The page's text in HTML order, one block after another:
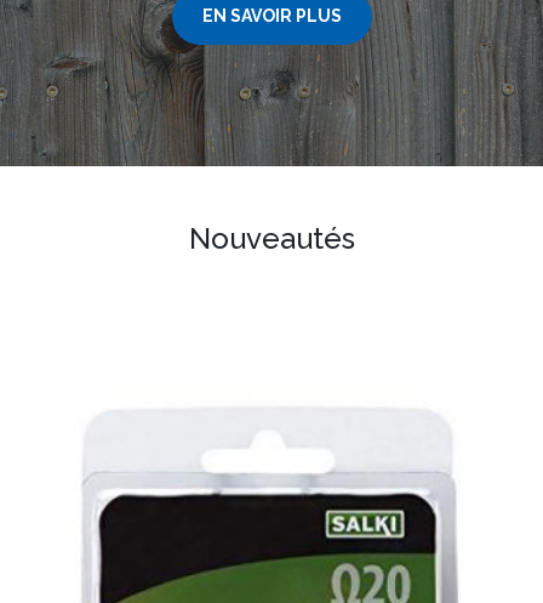
EN SAVOIR PLUS
Nouveautés